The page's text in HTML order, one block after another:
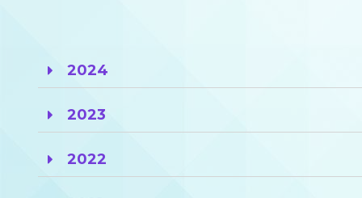
2024
2023
2022